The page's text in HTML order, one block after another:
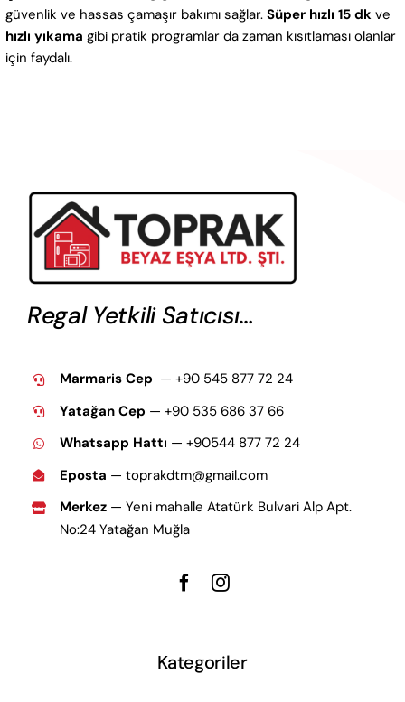
güvenlik ve hassas çamaşır bakımı sağlar. Süper hızlı 15 dkve
hızlı yıkama gibi pratik programlar da zaman kısıtlaması olanlar
için faydalı.
Regal Yetkili Satıcısı…
Marmaris Cep — +90 545 877 72 24
Yatağan Cep — +90 535 686 37 66
Whatsapp Hattı — +90544 877 72 24
Eposta — toprakdtm@gmail.com
Merkez — Yeni mahalle Atatürk Bulvari Alp Apt.
No:24 Yatağan Muğla
Kategoriler